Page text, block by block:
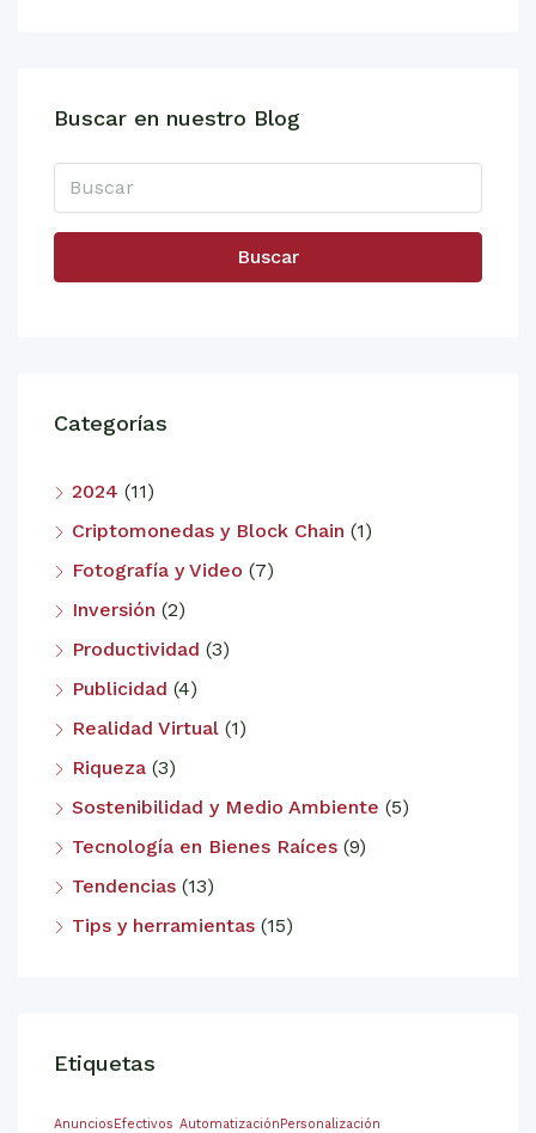
Buscar en nuestro Blog
Buscar
Categorías
2024 (11)
Criptomonedas y Block Chain (1)
Fotografía y Video (7)
Inversión (2)
Productividad (3)
Publicidad (4)
Realidad Virtual (1)
Riqueza (3)
Sostenibilidad y Medio Ambiente (5)
Tecnología en Bienes Raíces (9)
Tendencias (13)
Tips y herramientas (15)
Etiquetas
AnunciosEfectivos AutomatizaciónPersonalización